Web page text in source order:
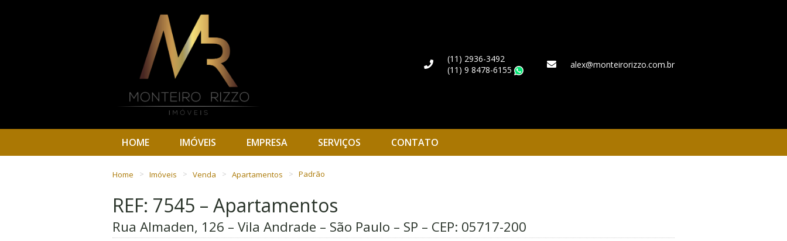
(11) 2936-3492
(11) 9 8478-6155
alex@monteirorizzo.com.br
HOME IMÓVEIS EMPRESA SERVIÇOS CONTATO
Home Imóveis Venda Apartamentos Padrão
REF: 7545 – Apartamentos
Rua Almaden, 126 – Vila Andrade – São Paulo – SP – CEP: 05717-200